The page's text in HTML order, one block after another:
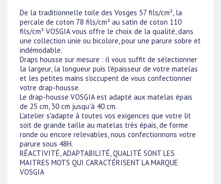
De la traditionnelle toile des Vosges 57 fils/cm², la
percale de coton 78 fils/cm² au satin de coton 110
fils/cm² VOSGIA vous offre le choix de la qualité, dans
une collection unie ou bicolore, pour une parure sobre et
indémodable.
Draps housse sur mesure : il vous suffit de sélectionner
la largeur, la longueur puis l'épaisseur de votre matelas
et les petites mains s'occupent de vous confectionner
votre drap-housse.
Le drap-housse VOSGIA est adapté aux matelas épais
de 25 cm, 30 cm jusqu'à 40 cm.
L'atelier s'adapte à toutes vos exigences que votre lit
soit de grande taille au matelas très épais, de forme
ronde ou encore relevables, nous confectionnons votre
parure sous 48H.
RÉACTIVITÉ, ADAPTABILITÉ, QUALITÉ SONT LES
MAITRES MOTS QUI CARACTÉRISENT LA MARQUE
VOSGIA